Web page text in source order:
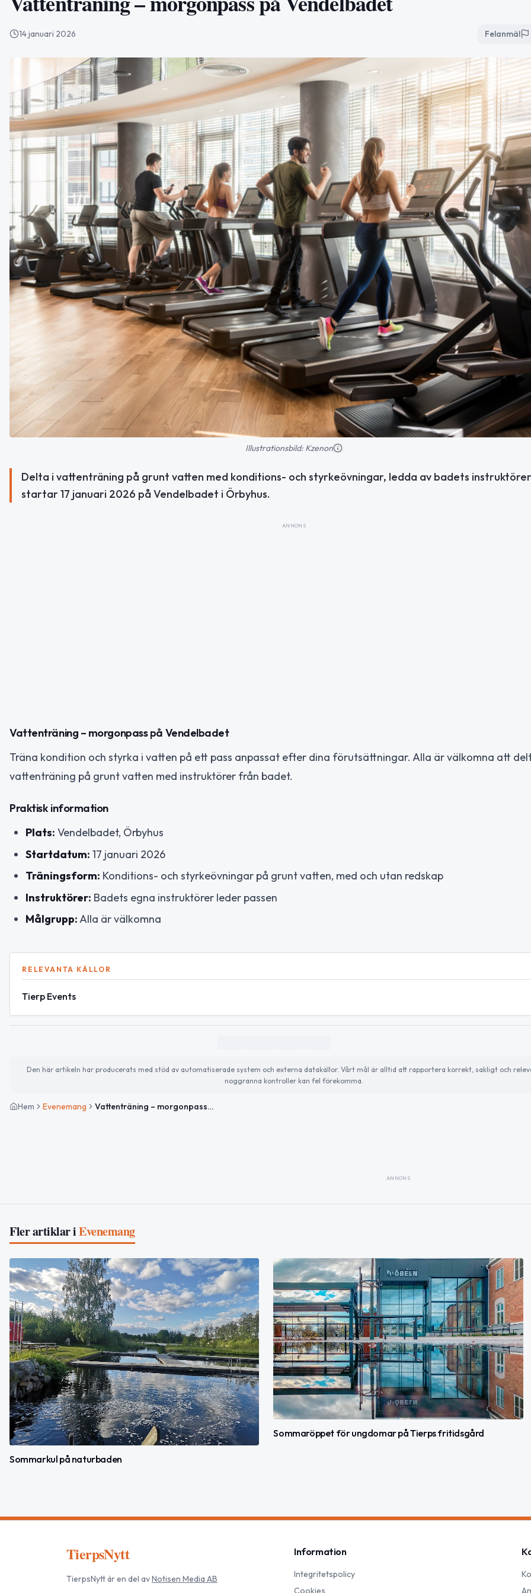
14 januari 2026 Felanmäl
Illustrationsbild: Kzenon
Delta i vattenträning på grunt vatten med konditions- och styrkeövningar, ledda av badets
startar 17 januari 2026 på Vendelbadet i Örbyhus.
ANNONS
Vattenträning – morgonpass på Vendelbadet
Träna kondition och styrka i vatten på ett pass anpassat efter dina förutsättningar. Alla är välkomna att
vattenträning på grunt vatten med instruktörer från badet.
Praktisk information
Plats: Vendelbadet, Örbyhus
Startdatum: 17 januari 2026
Träningsform: Konditions- och styrkeövningar på grunt vatten, med och utan redskap
Instruktörer: Badets egna instruktörer leder passen
Målgrupp:Alla är välkomna
RELEVANTA KÄLLOR
Tierp Events
Den här artikeln har producerats med stöd av automatiserade system och externa datakällor. Vårt mål är alltid att rapportera korrekt, sakligt och
noggranna kontroller kan fel förekomma.
Hem Evenemang Vattenträning – morgonpass på Vendelbadet
ANNONS
Fler artiklar iEvenemang
Sommarkul på naturbaden
Sommaröppet för ungdomar på Tierps fritidsgård
TierpsNytt
TierpsNyttär en del avNotisen Media AB
Information
Integritetspolicy
Cookies